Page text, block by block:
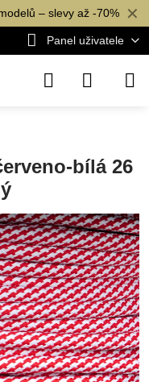
✕
– slevy až -70%
Panel uživatele
bílá 26